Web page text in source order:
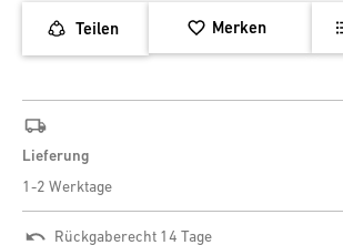
Teilen Merken
Lieferung
1-2 Werktage
Rückgaberecht 14 Tage